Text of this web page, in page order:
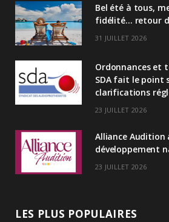
e
n
Bel été à tous,
fidélité… retour
31 JUILLET 2026
Ordonnances et
SDA fait le point
clarifications
23 JUILLET 2026
Alliance Audition
développement
23 JUILLET 2026
LES PLUS POPULAIRES